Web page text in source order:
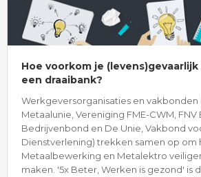
Hoe voorkom je
een draaibank?
Werkgeversorganisaties en vakbonden
Metaalunie, Vereniging FME-CWM,
Bedrijvenbond en De Unie, Vakbond
Dienstverlening) trekken samen op om
Metaalbewerking en Metalektro
maken. '5x Beter, Werken is gezond' is